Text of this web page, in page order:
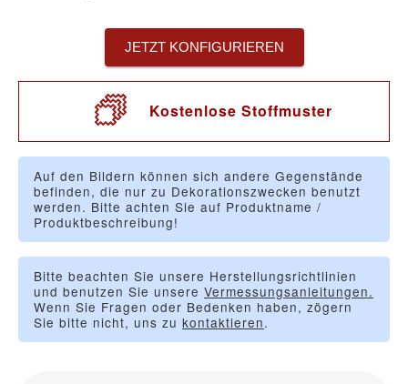
JETZT KONFIGURIEREN
Kostenlose Stoffmuster
Auf den Bildern können sich andere Gegenstände
befinden, die nur zu Dekorationszwecken benutzt
werden. Bitte achten Sie auf Produktname /
Produktbeschreibung!
Bitte beachten Sie unsere Herstellungsrichtlinien
und benutzen Sie unsere Vermessungsanleitungen.
Wenn Sie Fragen oder Bedenken haben, zögern
Sie bitte nicht, uns zu kontaktieren.